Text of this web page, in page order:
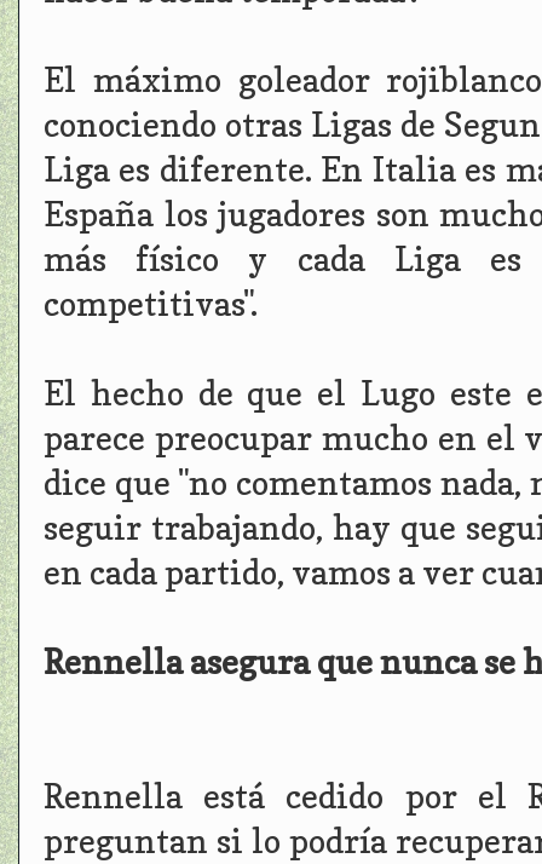
El máximo goleador
conociendo otras Ligas de
Liga es diferente. En Italia es
España los jugadores son
más físico y cada Liga es
competitivas".
El hecho de que el Lugo este
parece preocupar mucho en el
dice que "no comentamos
seguir trabajando, hay que
en cada partido, vamos a ver
Rennella asegura que nunca se
Rennella está cedido por el
preguntan si lo podría